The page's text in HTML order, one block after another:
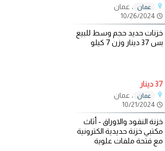
عمان ، عمان
10/26/2024
خزنات حديد حجم وسط للبيع
بس 37 دينار وزن 7 كيلو
37 دينار
عمان ، عمان
10/21/2024
خزنة النقود والاوراق - أثاث
مكتبي خزنة حديدية الكترونية
مع فتحة ملفات علوية